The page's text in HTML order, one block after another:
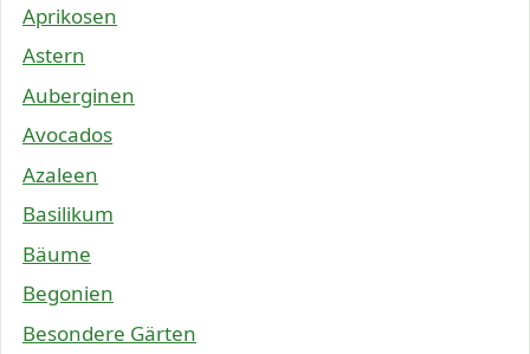
Aprikosen
Astern
Auberginen
Avocados
Azaleen
Basilikum
Bäume
Begonien
Besondere Gärten